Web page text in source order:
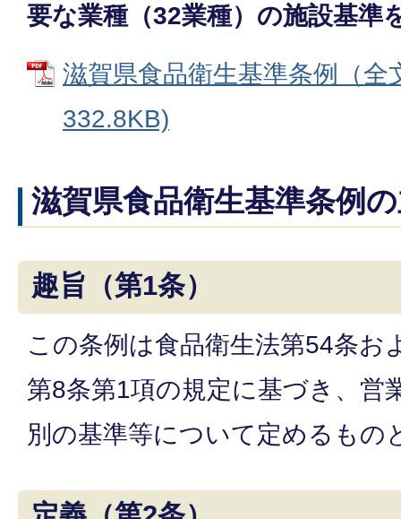
要な業種（32業種）の施設基準
滋賀県食品衛生基準条例（全
332.8KB)
滋賀県食品衛生基準条例
趣旨（第1条）
この条例は食品衛生法第54条お
第8条第1項の規定に基づき、営
別の基準等について定めるもの